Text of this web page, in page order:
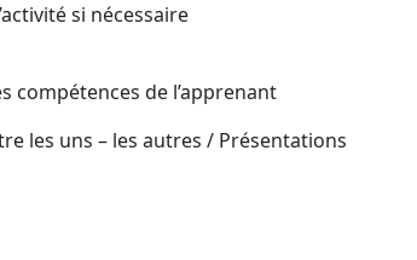
si nécessaire
compétences de l’apprenant
les uns – les autres / Présentations